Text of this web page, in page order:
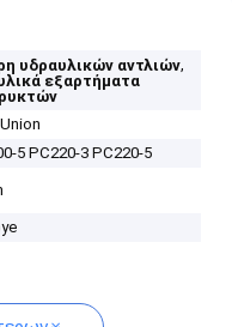
υδραυλικών αντλιών,
εξαρτήματα
5 PC220-3 PC220-5